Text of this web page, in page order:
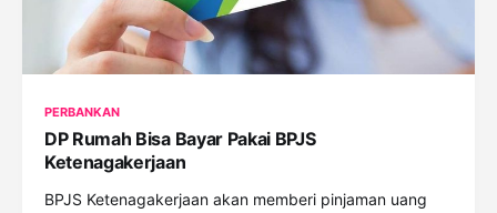
PERBANKAN
DP Rumah Bisa Bayar Pakai BPJS
Ketenagakerjaan
BPJS Ketenagakerjaan akan memberi pinjaman uang